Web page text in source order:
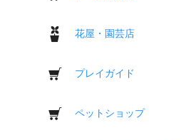
花屋・園芸店
プレイガイド
ペットショップ